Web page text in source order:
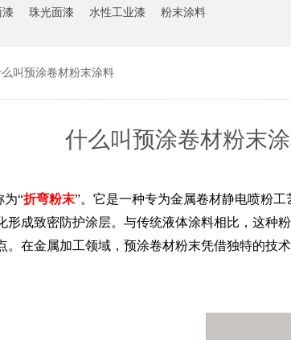
珠光面漆 水性工业漆 粉末涂料
叫预涂卷材粉末涂料
什么叫预涂卷材粉末
为“折弯粉末”。它是一种专为金属卷材静电喷粉
形成致密防护涂层。与传统液体涂料相比，这种
。在金属加工领域，预涂卷材粉末凭借独特的技